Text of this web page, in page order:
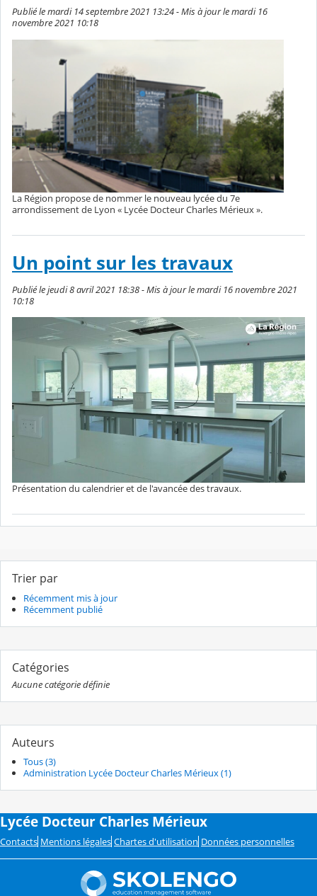
Publié le mardi 14 septembre 2021 13:24 - Mis à jour le mardi 16
novembre 2021 10:18
La Région propose de nommer le nouveau lycée du 7e
arrondissement de Lyon « Lycée Docteur Charles Mérieux ».
Un point sur les travaux
Publié le jeudi 8 avril 2021 18:38 - Mis à jour le mardi 16 novembre 2021
10:18
Présentation du calendrier et de l'avancée des travaux.
Trier par
Récemment mis à jour
Récemment publié
Catégories
Aucune catégorie définie
Auteurs
Tous (3)
Administration Lycée Docteur Charles Mérieux (1)
Lycée Docteur Charles Mérieux
Contacts Mentions légales Chartes d'utilisation Données personnelles